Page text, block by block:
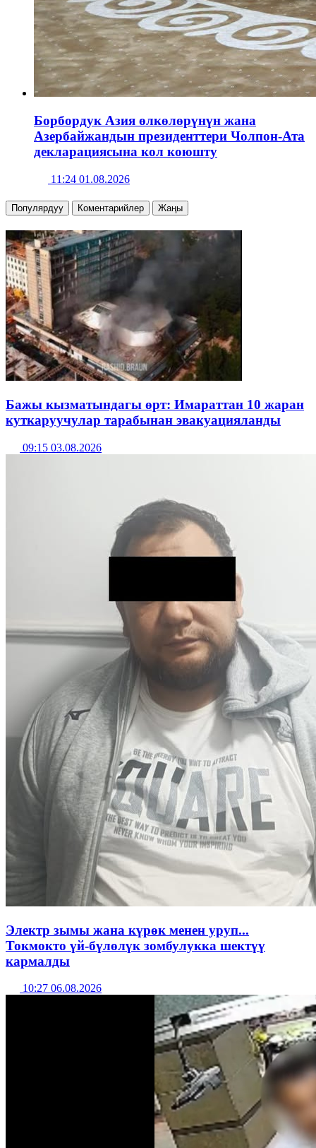
Борбордук Азия өлкөлөрүнүн жана
Азербайжандын президенттери Чолпон-Ата
декларациясына кол коюшту
11:24 01.08.2026
Популярдуу Коментарийлер Жаңы
Бажы кызматындагы өрт: Имараттан 10 жаран
куткаруучулар тарабынан эвакуацияланды
09:15 03.08.2026
Электр зымы жана күрөк менен уруп...
Токмокто үй-бүлөлүк зомбулукка шектүү
кармалды
10:27 06.08.2026